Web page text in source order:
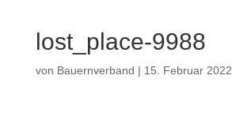
lost_place-9988
von Bauernverband | 15. Februar 2022